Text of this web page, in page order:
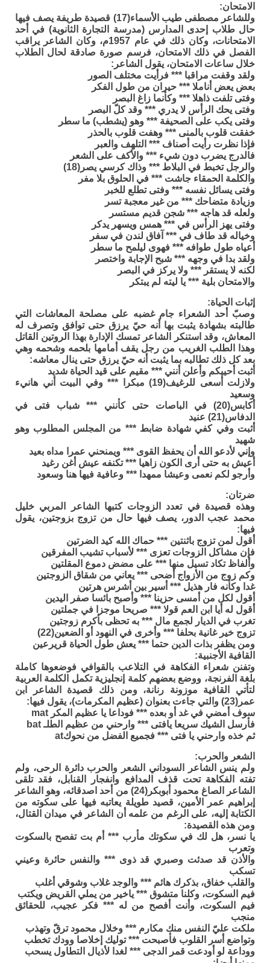
الامتحان:
وللشاعر مصطفى طيب الأسماء(17) قصيدة طريفة يصف فيها
حال طلاب إحدى المدارس (مدرسة التجارة الثانوية) في أحد
الامتحانات، وكان ذلك في عام 1957م، وكان الشاعر يراقب
الفصل في ذلك الامتحان، فرسم صورة صادقة لحال الطلاب
خلال ساعات الامتحان، يقول الشاعر:
ولقد وقفت مراقبا *** فرأيت مختلف الصور
بعض يعض أناملا *** حيران من طول الفكر
وفتى تلفت ذاهلا *** وكأنما زاغ البصر
وفتى يحك الرأس لا يدري *** وقد كلّ البصر
وفتى يكب على الصحيفة *** وهو (يشطب) ما سطر
خفقت قلوب بالمنى *** وهفت قلوب بالحذر
فإذا نظرت رأيت أصناف *** التلهف والعبر
فالدرج يضرب دون شيء *** والأكف على الشعر
والرجل تخبط في البلاط *** وذاك كرسي يصر(18)
والكلمة الحمقاء جاشت *** في الحلوق بلا مفر
وفتى يسائل نفسه *** وفتى تطلع للخبر
وزيادة متضاحك *** من غير معجبة تسر
ولعله قد هاجه *** شجن قديم مستسر
وفتى يهز الرأس في *** همس ويسهر يدكر
وخياله قد طاف في *** آفاق لندن في سفر
أعياه طول طوافه *** فهوى ليلمح ما سطر
ولقد بدا في وجهه *** شبح الإجابة واختصر
لكنه لا يستقر *** ولا يركز في البصر
والامتحان بلية *** يا ليته لم يبتكر
إثبات الحياة:
وصبّ أحد الشعراء جام غضبه على مصلحة المعاشات التي
طالبته بشهادة يثبت بها أنه حيّ يرزق حتى توافق وتصرف له
المعاش، وقد استنكر الشاعر تمسك الإدارة بهذا الروتين القاتل
وهذا الطلب الغريب من رجل يقف أمامها بلحمه وشحمه وهي
بعد كل ذلك تطالبه بما يثبت أنه حيّ يرزق حتى ينال معاشه:
أثبت أحييكم وأعلن أنني *** مقيم على قيد الحياة شديد
ولازلت أسعى للرغيف(19) مبكرا *** وفي البيت أني هانيء
وسعيد
أكابس(20) في الباصات حتى كأنني *** شباب فتى في
الدفاس(21) عنيد
أثبت وفي كفي شهادة ضابط *** من المجلس المطلوب وهو
شهيد
وإني لأدعو الله أن يحفظ القوى *** ويمنحني عمرا مداه بعيد
أعيش به حتى أرى الكون زاهيا *** تكنفه عيش أغن رغيد
وأرجو لكم نعمى وعيشا ممهدا *** وعافية فيها هنا وسعود
ضرتان:
وهذه قصيدة في تعدد الزوجات كتبها الشاعر المربي خليل
محمد عجب الدور، يصف فيها حال من تزوج بزوجتين، يقول
فيها:
أقول لمن تزوج باثنتين *** حماك الله كيد الضرتين
فإن مشاكل الزوجات تعزى *** لأسباب تشيب المفرقين
وألفاظ تكاد تسيل منها *** على مضض دموع المقلتين
وكم زوج من الأزواج أضحى *** يعاني من شقاق الزوجتين
غدا وكأنه فار هذيل *** أسير بين أشرس هرتين
أقول لكل من أمسى حزينا *** وأصبح بائسا صفر اليدين
أقول له أيا ابن العم قولا *** صريحا موجزا في جملتين
تغرب في الديار لجمع مال *** به تحظى بأكرم زوجتين
تزوج خير غانية بحلفا *** وأخرى في النهود أو الضعين(22)
ومن يظفر بذات الدين حتما *** يعش طول الحياة قريرعين
القافية الأجنبية:
وتفنن شعراء الفكاهة في التلاعب بالقوافي فوضعوها كاملة
بلغة الفرنجة، ووضع بعضهم كلمة إنجليزية تكمل الكلمة العربية
لتأتي القافية موزونة رنانة، ومن ذلك قصيدة الشاعر ابن
عمر(23) والتي جاءت بعنوان (عظيم المكرمات)، يقول فيها:
سوف أمضي في غد أو بعده *** فوداعا يا عظيم المكر mat
فأرسل الشيك سريعا يافتى *** وارحني من عظيم الطلـ bat
ثم خذه وارحني يا فتى *** فجميع الفضل من نحوكat
الشعر والحرب:
ولم ينس الشاعر السوداني الشعر والحرب دائرة الرحى، ولم
تفته الفكاهة تحت قذف المدافع وانفجار القنابل، فقد تلقى
الشاعر الصاغ محمود أبوبكر(24) من أحد اصدقائه، وهو الشاعر
إبراهيم عمر الأمين، قصيد طويلة يعاتبه فيها على سكوته من
الكتابة إليه، على الرغم من علمه أن الشاعر في ميدان القتال،
ومن هذه القصيدة:
يا نسر، هل لك في سكوتك مأرب *** أم بت تفصح بالسكوت
وتعرب
والأذن قد صدئت وصبري قد ذوى *** والنفس حائرة وعيني
تسكب
والقلب خفاق، بذكرك هائم *** والوجد غلاب وشوقي أغلب
فيم السكوت، وكلنا متشوق *** ياخير من يملي القريض ويكتب
فيم السكوت، وأنت أفصح من له *** فكر عجيب، للحقائق
منجب
ملكت عليّ النفس منك مكارم *** وخلال محمود ترقّ وتهذب
وتواضع أسر القلوب فأصبحت *** توليك إخلاصا وودك تخطب
ووداعة لو أودعت قمر الدجى *** لغدا لأذيال التطاول يسحب